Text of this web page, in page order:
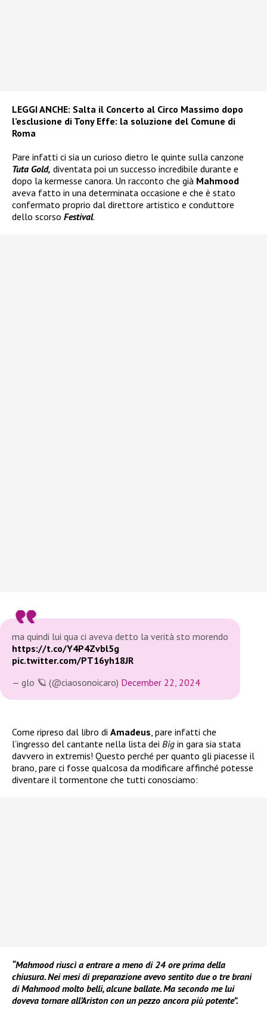
LEGGI ANCHE: Salta il Concerto al Circo Massimo dopo
l’esclusione di Tony Effe: la soluzione del Comune di
Roma
Pare infatti ci sia un curioso dietro le quinte sulla canzone
Tuta Gold, diventata poi un successo incredibile durante e
dopo la kermesse canora. Un racconto che già Mahmood
aveva fatto in una determinata occasione e che è stato
confermato proprio dal direttore artistico e conduttore
dello scorso Festival.
ma quindi lui qua ci aveva detto la verità sto morendo
https://t.co/Y4P4Zvbl5g
pic.twitter.com/PT16yh18JR
— glo 🪐 (@ciaosonoicaro) December 22, 2024
Come ripreso dal libro di Amadeus , pare infatti che
l’ingresso del cantante nella lista dei Big in gara sia stata
davvero in extremis! Questo perché per quanto gli piacesse il
brano, pare ci fosse qualcosa da modificare affinché potesse
diventare il tormentone che tutti conosciamo:
“Mahmood riuscì a entrare a meno di 24 ore prima della
chiusura. Nei mesi di preparazione avevo sentito due o tre brani
di Mahmood molto belli, alcune ballate. Ma secondo me lui
doveva tornare all’Ariston con un pezzo ancora più potente”.